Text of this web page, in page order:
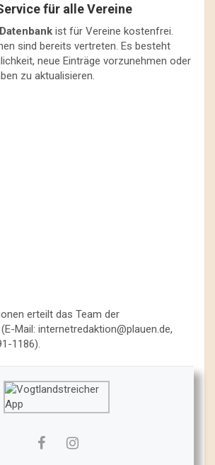
für alle Vereine
Datenbank ist für Vereine kostenfrei.
sind bereits vertreten. Es besteht
neue Einträge vorzunehmen oder
zu aktualisieren.
erteilt das Team der
Mail: internetredaktion@plauen.de,
1186).